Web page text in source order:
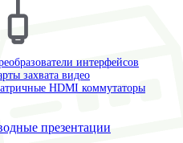
интерфейсов
захвата видео
HDMI коммутаторы
презентации